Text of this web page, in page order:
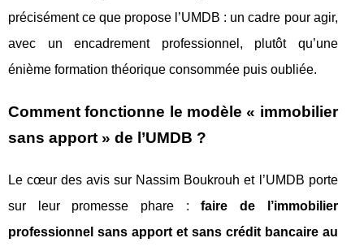
précisément ce que propose l’UMDB : un cadre pour agir,
avec un encadrement professionnel, plutôt qu’une
énième formation théorique consommée puis oubliée.
Comment fonctionne le modèle « immobilier
sans apport » de l’UMDB ?
Le cœur des avis sur Nassim Boukrouh et l’UMDB porte
sur leur promesse phare :faire de l’immobilier
professionnel sans apport et sans crédit bancaire au